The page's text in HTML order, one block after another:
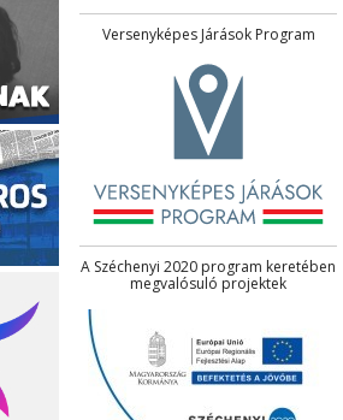
Versenyképes Járások Program
A Széchenyi 2020 program keretében
megvalósuló projektek